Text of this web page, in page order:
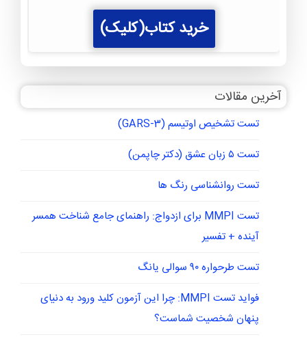
خرید کتاب(کلیک)
آخرین مقالات
تست تشخیص اوتیسم (GARS-3)
تست ۵ زبان عشق (دکتر چاپمن)
تست روانشناسی رنگ ها
تست MMPI برای ازدواج: راهنمای جامع شناخت همسر
آینده + تفسیر
تست طرحواره ۹۰ سوالی یانگ
فواید تست MMPI: چرا این آزمون کلید ورود به دنیای
پنهان شخصیت شماست؟